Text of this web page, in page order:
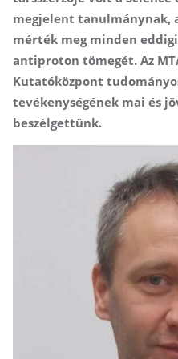
megjelent tanulmánynak,
mérték meg minden
antiproton tömegét. Az
Kutatóközpont
tevékenységének mai és
beszélgettünk.